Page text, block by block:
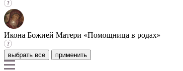
Икона Божией Матери «Помощница в родах»
выбрать все применить